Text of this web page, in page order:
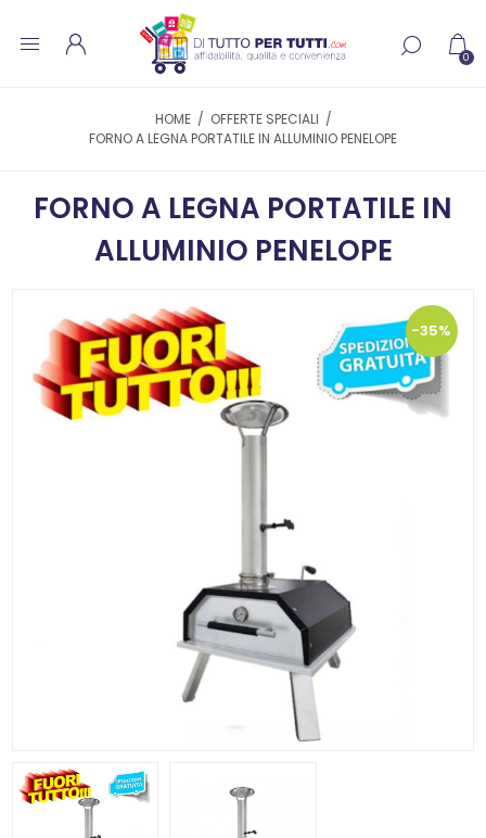
0
HOME / OFFERTE SPECIALI /
FORNO A LEGNA PORTATILE IN ALLUMINIO PENELOPE
FORNO A LEGNA PORTATILE IN
ALLUMINIO PENELOPE
-35%